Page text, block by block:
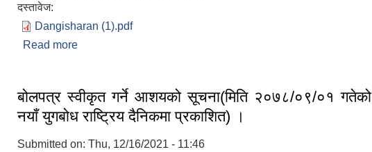
दस्तावेज:
Dangisharan (1).pdf
Read more
बोलपत्र स्वीकृत गर्ने आशयको सूचना(मिति २०७८/०९/०१ गतेको
नयाँ युगबोध राष्ट्रिय दैनिकमा प्रकाशित) ।
Submitted on: Thu, 12/16/2021 - 11:46